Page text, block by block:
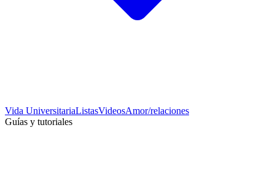
Vida UniversitariaListasVideosAmor/relaciones
Guías y tutoriales